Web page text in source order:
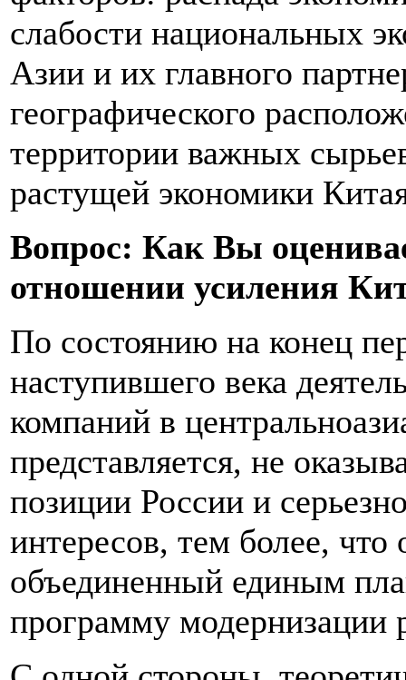
слабости национальных
Азии и их главного
географического
территории важных
растущей экономики
Вопрос: Как Вы
отношении усиления
По состоянию на конец
наступившего века
компаний в
представляется, не
позиции России и
интересов, тем более,
объединенный единым
программу модернизации